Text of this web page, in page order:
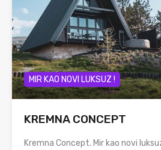
MIR KAO NOVI LUKSUZ !
KREMNA CONCEPT
Kremna Concept. Mir kao novi